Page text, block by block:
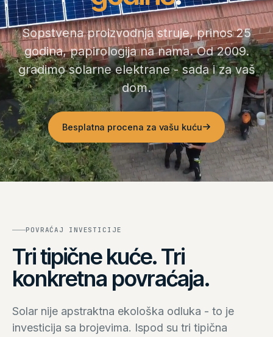
Reference
O nama
Kontakt
Montaža solarnih elektrana
Distribucija - za partnere
Sopstvena proizvodnja struje, prinos 25
godina, papirologija na nama. Od 2009.
gradimo solarne elektrane - sada i za vaš
dom.
Besplatna procena za vašu kuću
POVRAĆAJ INVESTICIJE
Tri tipične kuće. Tri
konkretna povraćaja.
Solar nije apstraktna ekološka odluka - to je
investicija sa brojevima. Ispod su tri tipična